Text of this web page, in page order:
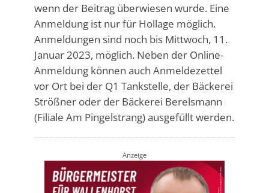
wenn der Beitrag überwiesen wurde. Eine
Anmeldung ist nur für Hollage möglich.
Anmeldungen sind noch bis Mittwoch, 11.
Januar 2023, möglich. Neben der Online-
Anmeldung können auch Anmeldezettel
vor Ort bei der Q1 Tankstelle, der Bäckerei
Strößner oder der Bäckerei Berelsmann
(Filiale Am Pingelstrang) ausgefüllt werden.
Anzeige